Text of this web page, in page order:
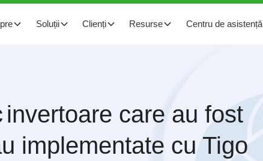
Soluții Clienți Resurse Centru de asistență
invertoare care au fost
implementate cu Tigo